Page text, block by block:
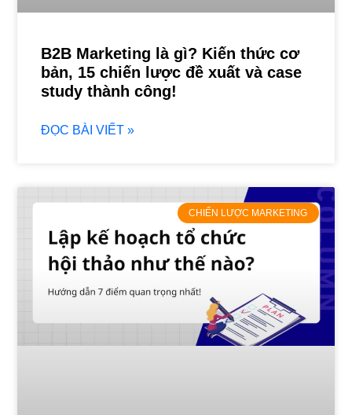
B2B Marketing là gì? Kiến thức cơ
bản, 15 chiến lược đề xuất và case
study thành công!
ĐỌC BÀI VIẾT »
CHIẾN LƯỢC MARKETING